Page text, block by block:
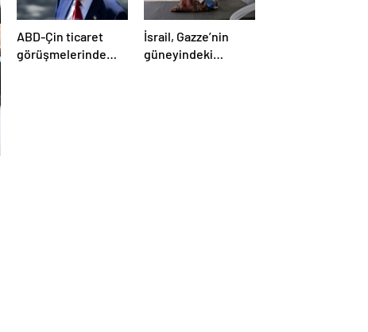
ABD-Çin ticaret
görüşmelerinde
İsrail, Gazze’nin
güneyindeki